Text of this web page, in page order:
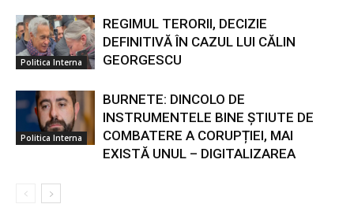
Politica Interna
REGIMUL TERORII, DECIZIE
DEFINITIVĂ ÎN CAZUL LUI CĂLIN
GEORGESCU
Politica Interna
BURNETE: DINCOLO DE
INSTRUMENTELE BINE ȘTIUTE DE
COMBATERE A CORUPȚIEI, MAI
EXISTĂ UNUL – DIGITALIZAREA